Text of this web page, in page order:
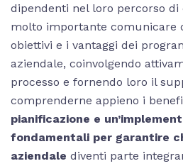
dipendenti nel loro percorso di
molto importante comunicare
obiettivi e i vantaggi dei
aziendale, coinvolgendo
processo e fornendo loro il
comprenderne appieno i
pianificazione e
fondamentali per garantire
aziendale diventi parte